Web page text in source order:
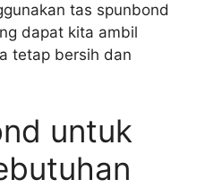
tas spunbond
dapat kita ambil
tetap bersih dan
untuk